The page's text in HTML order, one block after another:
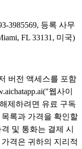
3985569, 등록 사무
FL 33131, 미국)
버전 액세스를 포함
웹사이
제하려면 유료 구독
록과 가격을 확인할
및 통화는 결제 시
격은 귀하의 지리적